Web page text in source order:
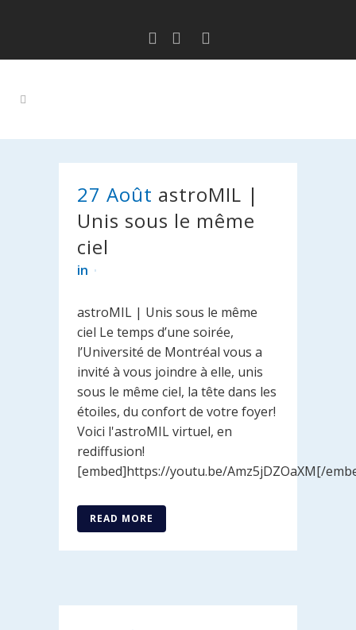
27 Août astroMIL |
Unis sous le même
ciel
in
astroMIL | Unis sous le même
ciel Le temps d’une soirée,
l’Université de Montréal vous a
invité à vous joindre à elle, unis
sous le même ciel, la tête dans les
étoiles, du confort de votre foyer!
Voici l'astroMIL virtuel, en
rediffusion!
[embed]https://youtu.be/Amz5jDZOaXM[/
READ MORE